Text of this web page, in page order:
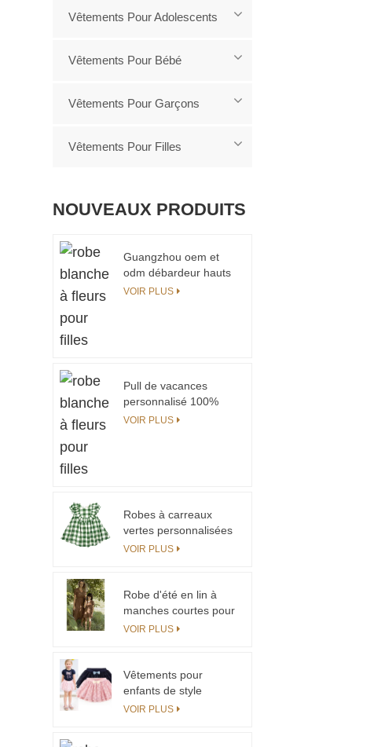
Vêtements Pour Adolescents
Vêtements Pour Bébé
Vêtements Pour Garçons
Vêtements Pour Filles
NOUVEAUX PRODUITS
Guangzhou oem et
odm débardeur hauts
élégants pour fille
VOIR PLUS
Pull de vacances
personnalisé 100%
coton tricoté pour
VOIR PLUS
Robes à carreaux
vertes personnalisées
pour filles, robe d'été
VOIR PLUS
Robe d'été en lin à
manches courtes pour
filles, usine chinoise
VOIR PLUS
Vêtements pour
enfants de style
européen Mini-jupe
VOIR PLUS